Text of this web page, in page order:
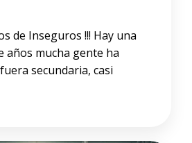
de Inseguros !!! Hay una
años mucha gente ha
secundaria, casi